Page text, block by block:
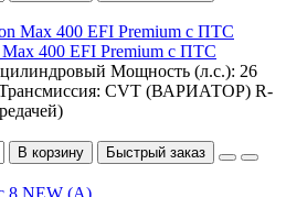
400 EFI Premium с ПТС
Мощность (л.с.): 26
CVT (ВАРИАТОР) R-
В корзину Быстрый заказ